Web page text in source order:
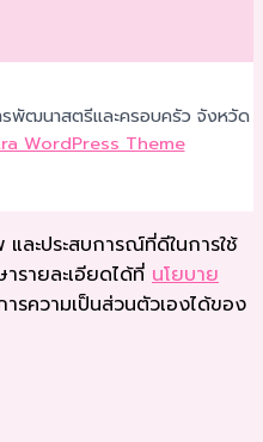
พัฒนาสตรีและครอบครัว จังหวัด
WordPress Theme
ละประสบการณ์ที่ดีในการใช้
ายละเอียดได้ที่ นโยบาย
ารความเป็นส่วนตัวเองได้ของ